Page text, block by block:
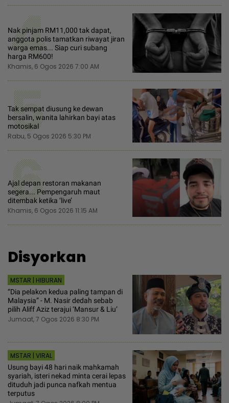
4
Nak pinjam RM11,000 tak dapat,
anggota polis tamatkan riwayat jiran
warga emas... Siap curi subang
harga RM600!
Khamis, 6 Ogos 2026 7:00 AM
5
Tak sempat diusung ke dewan
bersalin, wanita lahirkan bayi atas
motosikal
Rabu, 5 Ogos 2026 5:30 PM
6
Ajal depan restoran makanan
segera... Pempengaruh maut
ditembak ketika ‘live’
Khamis, 6 Ogos 2026 11:15 AM
Disyorkan
MSTAR | HIBURAN
“Dia pelakon kedua paling tampan di
Malaysia” - M. Nasir dedah sebab
pilih Aliff Aziz terajui ‘Mansur & Liu’
Jumaat, 7 Ogos 2026 8:30 PM
MSTAR | VIRAL
Usung bayi 48 hari naik mahkamah
syariah, isteri nekad minta cerai lepas
dituduh jadi punca nafkah mentua
terputus